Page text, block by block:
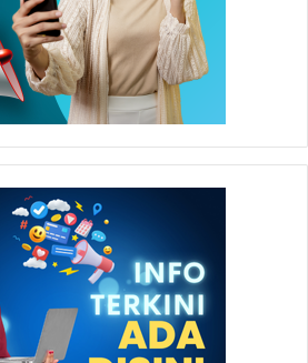
selama ini dilakukan oleh KSM
karena itu selain membantu
LNG juga memberikan pelatihan
dan perawatan mesin
dipres terlebih dahulu maka
dalam penyimpanan atau tidak